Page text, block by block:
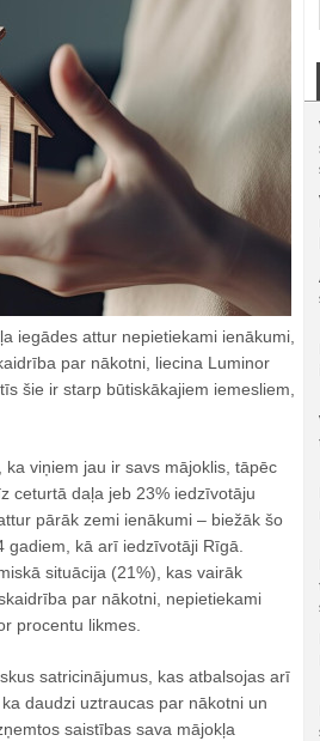
iegādes attur nepietiekami ienākumi,
par nākotni, liecina Luminor
šie ir starp būtiskākajiem iemesliem,
viņiem jau ir savs mājoklis, tāpēc
ceturtā daļa jeb 23% iedzīvotāju
pārāk zemi ienākumi – biežāk šo
kā arī iedzīvotāji Rīgā.
situācija (21%), kas vairāk
par nākotni, nepietiekami
procentu likmes.
satricinājumus, kas atbalsojas arī
daudzi uztraucas par nākotni un
saistības sava mājokļa